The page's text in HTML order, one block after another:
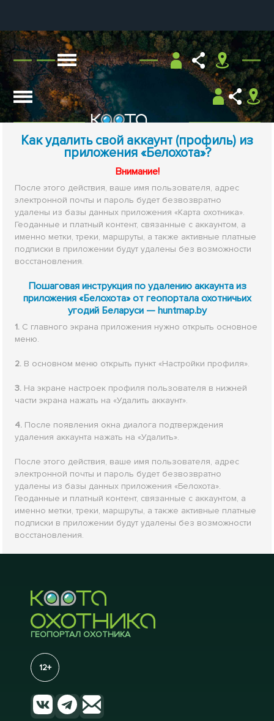
Как удалить свой аккаунт (профиль) из
приложения «Белохота»?
Внимание!
После этого действия, ваше имя пользователя, адрес
электронной почты и пароль будет безвозвратно
удалены из базы данных приложения «Карта охотника».
Геоданные и платный контент, связанные с аккаунтом, а
именно метки, треки, маршруты, а также активные платные
подписки в приложении будут удалены без возможности
восстановления.
Пошаговая инструкция по удалению аккаунта из
приложения «Белохота» от геопортала охотничьих
угодий Беларуси — huntmap.by
1. С главного экрана приложения нужно открыть основное
меню.
2. В основном меню открыть пункт «Настройки профиля».
3. На экране настроек профиля пользователя в нижней
части экрана нажать на «Удалить аккаунт».
4. После появления окна диалога подтверждения
удаления аккаунта нажать на «Удалить».
После этого действия, ваше имя пользователя, адрес
электронной почты и пароль будет безвозвратно
удалены из базы данных приложения «Белохота».
Геоданные и платный контент, связанные с аккаунтом, а
именно метки, треки, маршруты, а также активные платные
подписки в приложении будут удалены без возможности
восстановления.
ГЕОПОРТАЛ ОХОТНИКА
12+